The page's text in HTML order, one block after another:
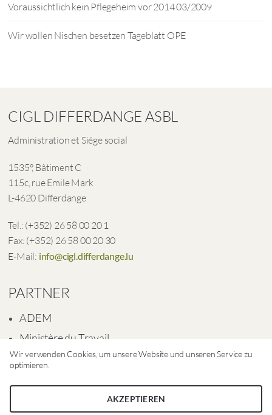
Wir verwenden Cookies, um unsere Website und unseren Service zu
optimieren.
AKZEPTIEREN
Voraussichtlich kein Pflegeheim vor 2014 03/2009
Wir wollen Nischen besetzen Tageblatt OPE
CIGL DIFFERDANGE ASBL
Administration et Siége social
1535°, Bâtiment C
115c, rue Emile Mark
L-4620 Differdange
Tel.: (+352) 26 58 00 20 1
Fax: (+352) 26 58 00 20 30
E-Mail: info@cigl.differdange.lu
PARTNER
ADEM
Ministère du Travail
Ville de Differdange